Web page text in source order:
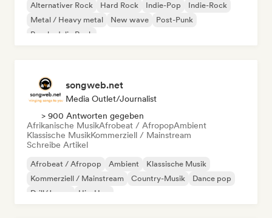
Alternativer Rock Hard Rock Indie-Pop
Indie-Rock
Metal / Heavy metal
New wave
Post-Punk
Psychedelic Rock
songweb.net
Media Outlet/Journalist
> 900 Antworten gegeben
Afrikanische MusikAfrobeat / AfropopAmbient
Klassische MusikKommerziell / Mainstream
Schreibe Artikel
Afrobeat / Afropop Ambient
Klassische Musik
Kommerziell / Mainstream
Country-Musik
Dance pop
Drill/Jersey
Hip-Hop